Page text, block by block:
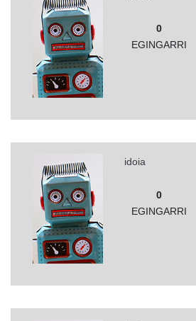
0
EGINGARRI
idoia
0
EGINGARRI